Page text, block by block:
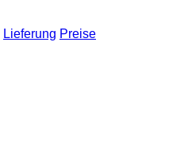
Lieferung Preise